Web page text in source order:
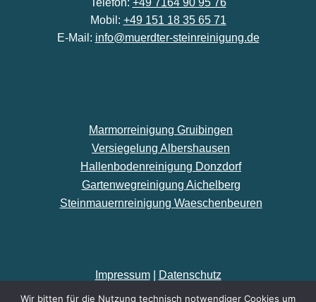
Telefon: +49 7164 90 95 76
Mobil: +49 151 18 35 65 71
E-Mail: info@muerdter-steinreinigung.de
Marmorreinigung Gruibingen
Versiegelung Albershausen
Hallenbodenreinigung Donzdorf
Gartenwegreinigung Aichelberg
Steinmauernreinigung Waeschenbeuren
Impressum| Datenschutz
Wir bitten für die Nutzung technisch notwendiger Cookies um